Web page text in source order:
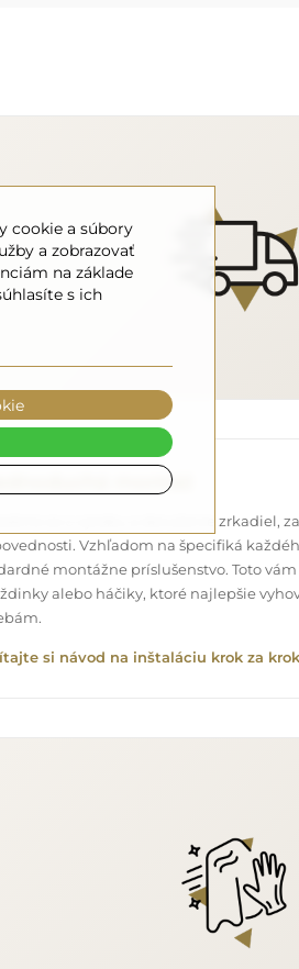
montáž
sa o výrobu a doručenie zrkadiel,
Vzhľadom na špecifiká
montážne príslušenstvo. Toto
alebo háčiky, ktoré najlepšie
si návod na inštaláciu krok za
cookie a súbory
a zobrazovať
na základe
s ich